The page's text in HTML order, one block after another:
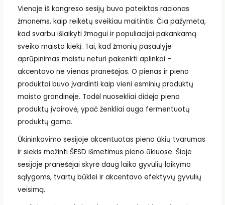
Vienoje iš kongreso sesijų buvo pateiktas racionas
žmonėms, kaip reikėtų sveikiau maitintis. Čia pažymėta,
kad svarbu išlaikyti žmogui ir populiacijai pakankamą
sveiko maisto kiekį. Tai, kad žmonių pasaulyje
aprūpinimas maistu neturi pakenkti aplinkai –
akcentavo ne vienas pranešėjas. O pienas ir pieno
produktai buvo įvardinti kaip vieni esminių produktų
maisto grandinėje. Todėl nuosekliai didėja pieno
produktų įvairovė, ypač ženkliai auga fermentuotų
produktų gama.
Ūkininkavimo sesijoje akcentuotas pieno ūkių tvarumas
ir siekis mažinti ŠESD išmetimus pieno ūkiuose. Šioje
sesijoje pranešėjai skyrė daug laiko gyvulių laikymo
sąlygoms, tvartų būklei ir akcentavo efektyvų gyvulių
veisimą.